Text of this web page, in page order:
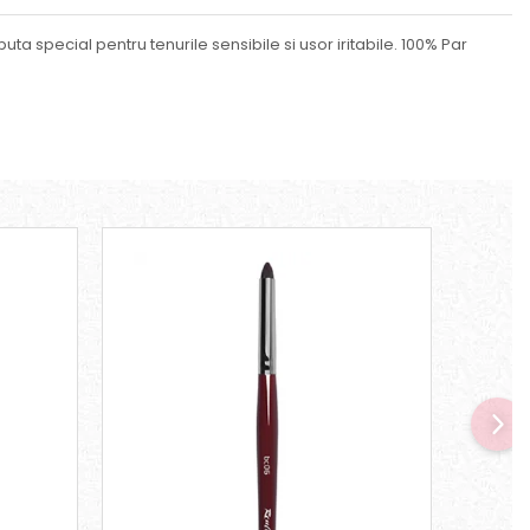
special pentru tenurile sensibile si usor iritabile. 100% Par